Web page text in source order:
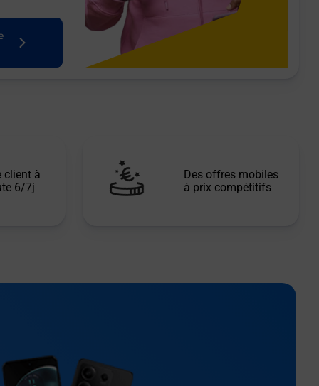
client à
6/7j
Des offres mobiles
à prix compétitifs